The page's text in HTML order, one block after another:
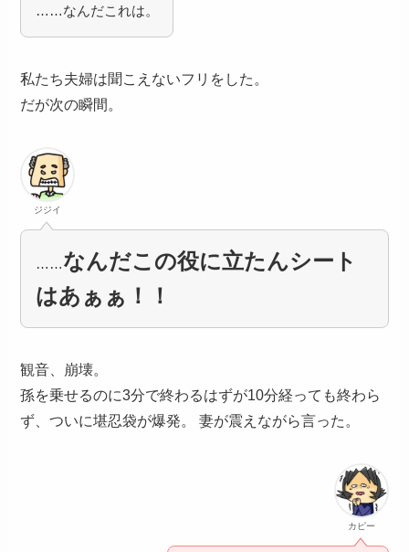
……なんだこれは。
私たち夫婦は聞こえないフリをした。
だが次の瞬間。
ジジイ
……なんだこの役に立たんシート
はあぁぁ！！
観音、崩壊。
孫を乗せるのに3分で終わるはずが10分経っても終わら
ず、ついに堪忍袋が爆発。 妻が震えながら言った。
カピー